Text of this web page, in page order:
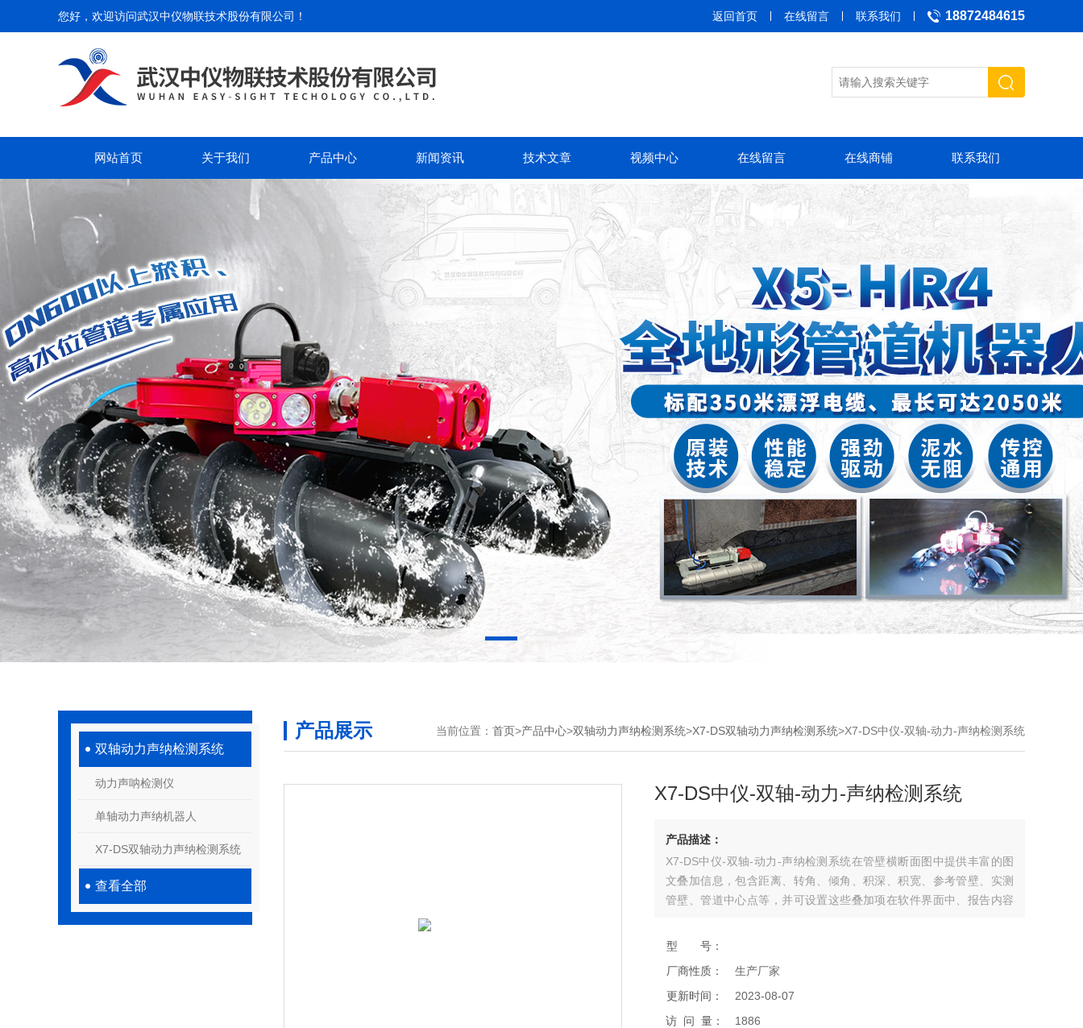
您好，欢迎访问武汉中仪物联技术股份有限公司 ！ 18872484615
返回首页 在线留言 联系我们
网站首页 关于我们 产品中心 新闻资讯 技术文章 视频中心 在线留言 在线商铺 联系我们
双轴动力声纳检测系统
动力声呐检测仪
单轴动力声纳机器人
X7-DS双轴动力声纳检测系统
查看全部
产品展示 当前位置： 首页>产品中心>双轴动力声纳检测系统>X7-DS双轴动力声纳检测系统>X7-DS中仪-双轴-动力-声纳检测系统
X7-DS中仪-双轴-动力-声纳检测系统
产品描述：
X7-DS中仪-双轴-动力-声纳检测系统在管壁横断面图中提供丰富的图
文叠加信息，包含距离、转角、倾角、积深、积宽、参考管壁、实测
管壁、管道中心点等，并可设置这些叠加项在软件界面中、报告内容
型 号：
厂商性质：
生产厂家
更新时间：
2023-08-07
访 问 量：
1886